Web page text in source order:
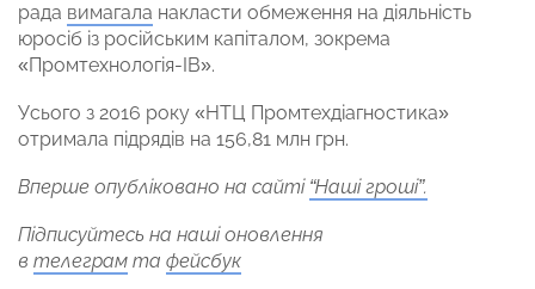
рада вимагала накласти обмеження на діяльність
юросіб із російським капіталом, зокрема
«Промтехнологія-ІВ».
Усього з 2016 року «НТЦ Промтехдіагностика»
отримала підрядів на 156,81 млн грн.
Вперше опубліковано на сайті “Наші гроші”.
Підписуйтесь на наші оновлення
в телеграм та фейсбук